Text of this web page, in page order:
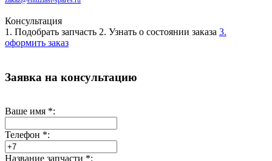
Консультация
1. Подобрать запчасть 2. Узнать о состоянии заказа 3.
оформить заказ
Заявка на консультацию
Ваше имя *:
Телефон *:
Название запчасти *: